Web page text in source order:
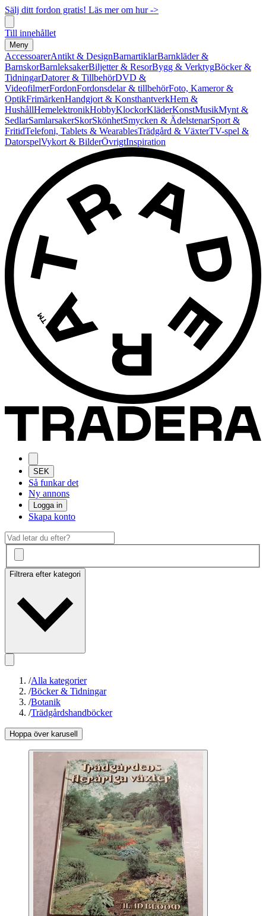
Sälj ditt fordon gratis! Läs mer om hur ->
Till innehållet
Meny
AccessoarerAntikt & DesignBarnartiklarBarnkläder &
BarnskorBarnleksakerBiljetter & ResorBygg & VerktygBöcker &
TidningarDatorer & TillbehörDVD &
VideofilmerFordonFordonsdelar & tillbehörFoto, Kameror &
OptikFrimärkenHandgjort & KonsthantverkHem &
HushållHemelektronikHobbyKlockorKläderKonstMusikMynt &
SedlarSamlarsakerSkorSkönhetSmycken & ÄdelstenarSport &
FritidTelefoni, Tablets & WearablesTrädgård & VäxterTV-spel &
DatorspelVykort & BilderÖvrigtInspiration
SEK
Så funkar det
Ny annons
Logga in
Skapa konto
Filtrera efter kategori
/Alla kategorier
/Böcker & Tidningar
/Botanik
/Trädgårdshandböcker
Hoppa över karusell